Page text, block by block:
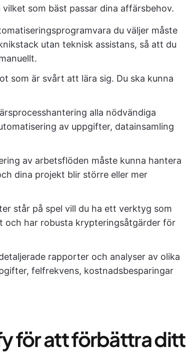
som bäst passar dina affärsbehov.
du väljer måste
utan teknisk assistans, så att du
som är svårt att lära sig. Du ska kunna
alla nödvändiga
av uppgifter, datainsamling
av arbetsflöden måste kunna hantera
dina projekt blir större eller mer
står på spel vill du ha ett verktyg som
och har robusta krypteringsåtgärder för
rapporter och analyser av olika
felfrekvens, kostnadsbesparingar
för att förbättra ditt